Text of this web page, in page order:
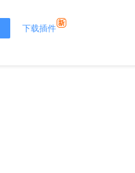
下载插件